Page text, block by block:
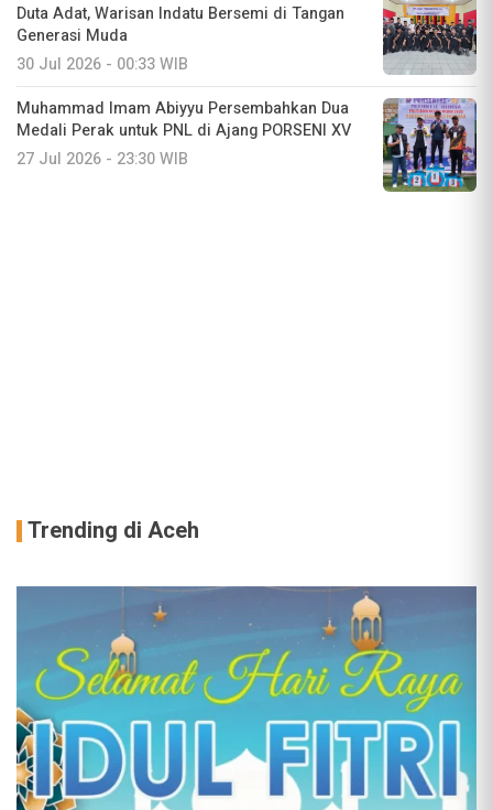
Duta Adat, Warisan Indatu Bersemi di Tangan
Generasi Muda
30 Jul 2026 - 00:33 WIB
Muhammad Imam Abiyyu Persembahkan Dua
Medali Perak untuk PNL di Ajang PORSENI XV
27 Jul 2026 - 23:30 WIB
Trending di Aceh